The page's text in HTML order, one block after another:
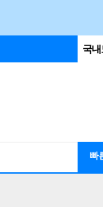
국내
빠